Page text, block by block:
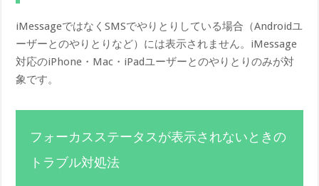
iMessageではなくSMSでやりとりしている場合（Androidユ
ーザーとのやりとりなど）には表示されません。iMessage
対応のiPhone・Mac・iPadユーザーとのやりとりのみが対
象です。
フォーカスステータスが表示されないときの
トラブル対処法